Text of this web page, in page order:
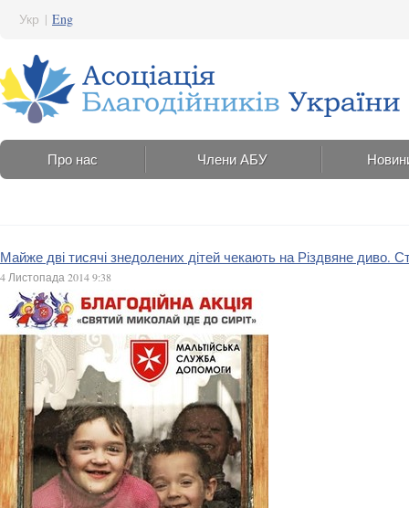
Укр | Eng
Про нас Члени АБУ
Майже дві тисячі знедолених дітей чекають на Різдвяне диво.
4 Листопада 2014 9:38